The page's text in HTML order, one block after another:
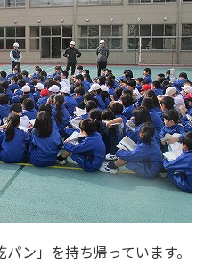
ン」を持ち帰っています。